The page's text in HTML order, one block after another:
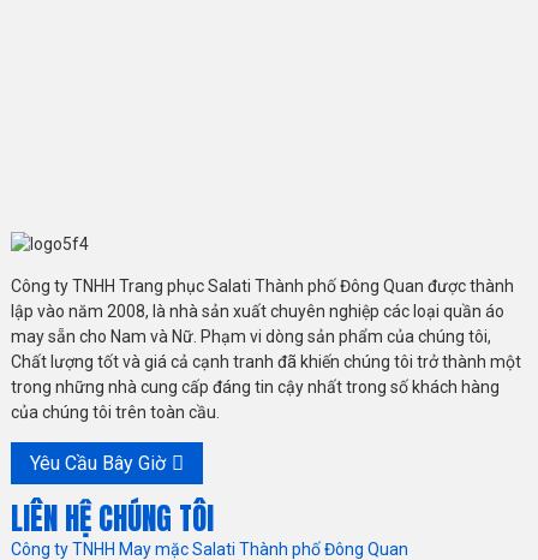
Công ty TNHH Trang phục Salati Thành phố Đông Quan được thành
lập vào năm 2008, là nhà sản xuất chuyên nghiệp các loại quần áo
may sẵn cho Nam và Nữ. Phạm vi dòng sản phẩm của chúng tôi,
Chất lượng tốt và giá cả cạnh tranh đã khiến chúng tôi trở thành một
trong những nhà cung cấp đáng tin cậy nhất trong số khách hàng
của chúng tôi trên toàn cầu.
Yêu Cầu Bây Giờ
LIÊN HỆ CHÚNG TÔI
Công ty TNHH May mặc Salati Thành phố Đông Quan